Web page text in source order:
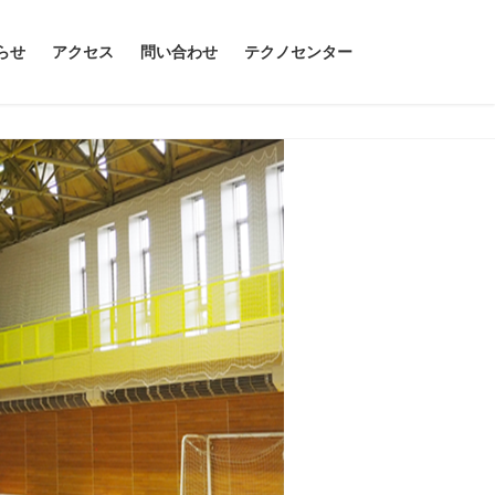
せ アクセス 問い合わせ テクノセンター